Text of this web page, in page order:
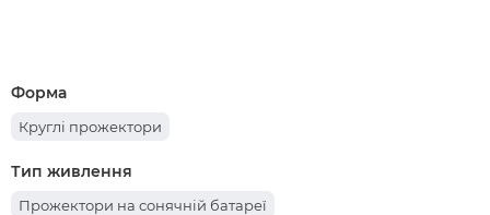
Форма
Круглі прожектори
Тип живлення
Прожектори на сонячній батареї